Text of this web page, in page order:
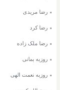
رضا مریدی
رضا کرد
رضا ملک زاده
روزبه بمانی
روزبه نعمت الهی